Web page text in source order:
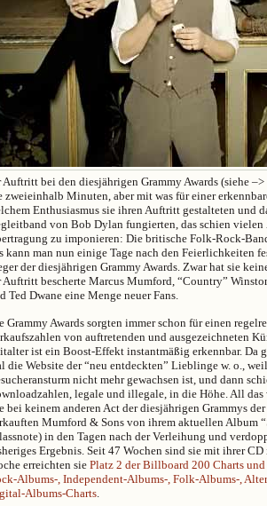
Auftritt bei den diesjährigen Grammy Awards (siehe –>
zweieinhalb Minuten, aber mit was für einer
Enthusiasmus sie ihren Auftritt gestalteten und
von Bob Dylan fungierten, das schien vielen
zu imponieren: Die britische Folk-Rock-
kann man nun einige Tage nach den Feierlichkeiten
der diesjährigen Grammy Awards. Zwar hat sie
Auftritt bescherte Marcus Mumford, “Country”
Ted Dwane eine Menge neuer Fans.
Grammy Awards sorgten immer schon für einen
von auftretenden und ausgezeichneten
ist ein Boost-Effekt instantmäßig erkennbar. Da
die Website der “neu entdeckten” Lieblinge w. o.,
nicht mehr gewachsen ist, und dann
legale und illegale, in die Höhe. All
bei keinem anderen Act der diesjährigen Grammys
Mumford & Sons von ihrem aktuellen Album
in den Tagen nach der Verleihung und
Ergebnis. Seit 47 Wochen sind sie mit ihrer
erreichten sie Platz 2 der Billboard 200 Charts
Albums-, Independent-Albums-, Folk-Albums-,
Albums-Charts